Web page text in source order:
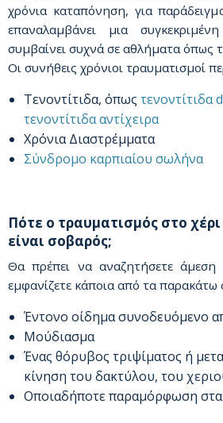
χρόνια καταπόνηση, για
επαναλαμβάνει μια
συμβαίνει συχνά σε αθλήματα όπως
Οι συνήθεις χρόνιοι τραυματισμοί
Τενοντίτιδα, όπως τενοντίτιδα
τενοντίτιδα αντίχειρα
Χρόνια Διαστρέμματα
Σύνδρομο καρπιαίου σωλήνα
Πότε ο τραυματισμός στο
είναι σοβαρός;
Θα πρέπει να αναζητήσετε άμεση
εμφανίζετε κάποια από τα
Έντονο οίδημα συνοδευόμενο
Μούδιασμα
Ένας θόρυβος τριψίματος ή
κίνηση του δακτύλου, του
Οποιαδήποτε παραμόρφωση